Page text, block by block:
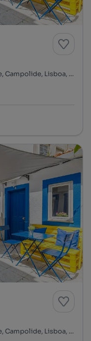
Rua de Campolide, Nova Campolide, Campolide, Lisboa, Lisboa
Rua de Campolide, Nova Campolide, Campolide, Lisboa, Lisboa